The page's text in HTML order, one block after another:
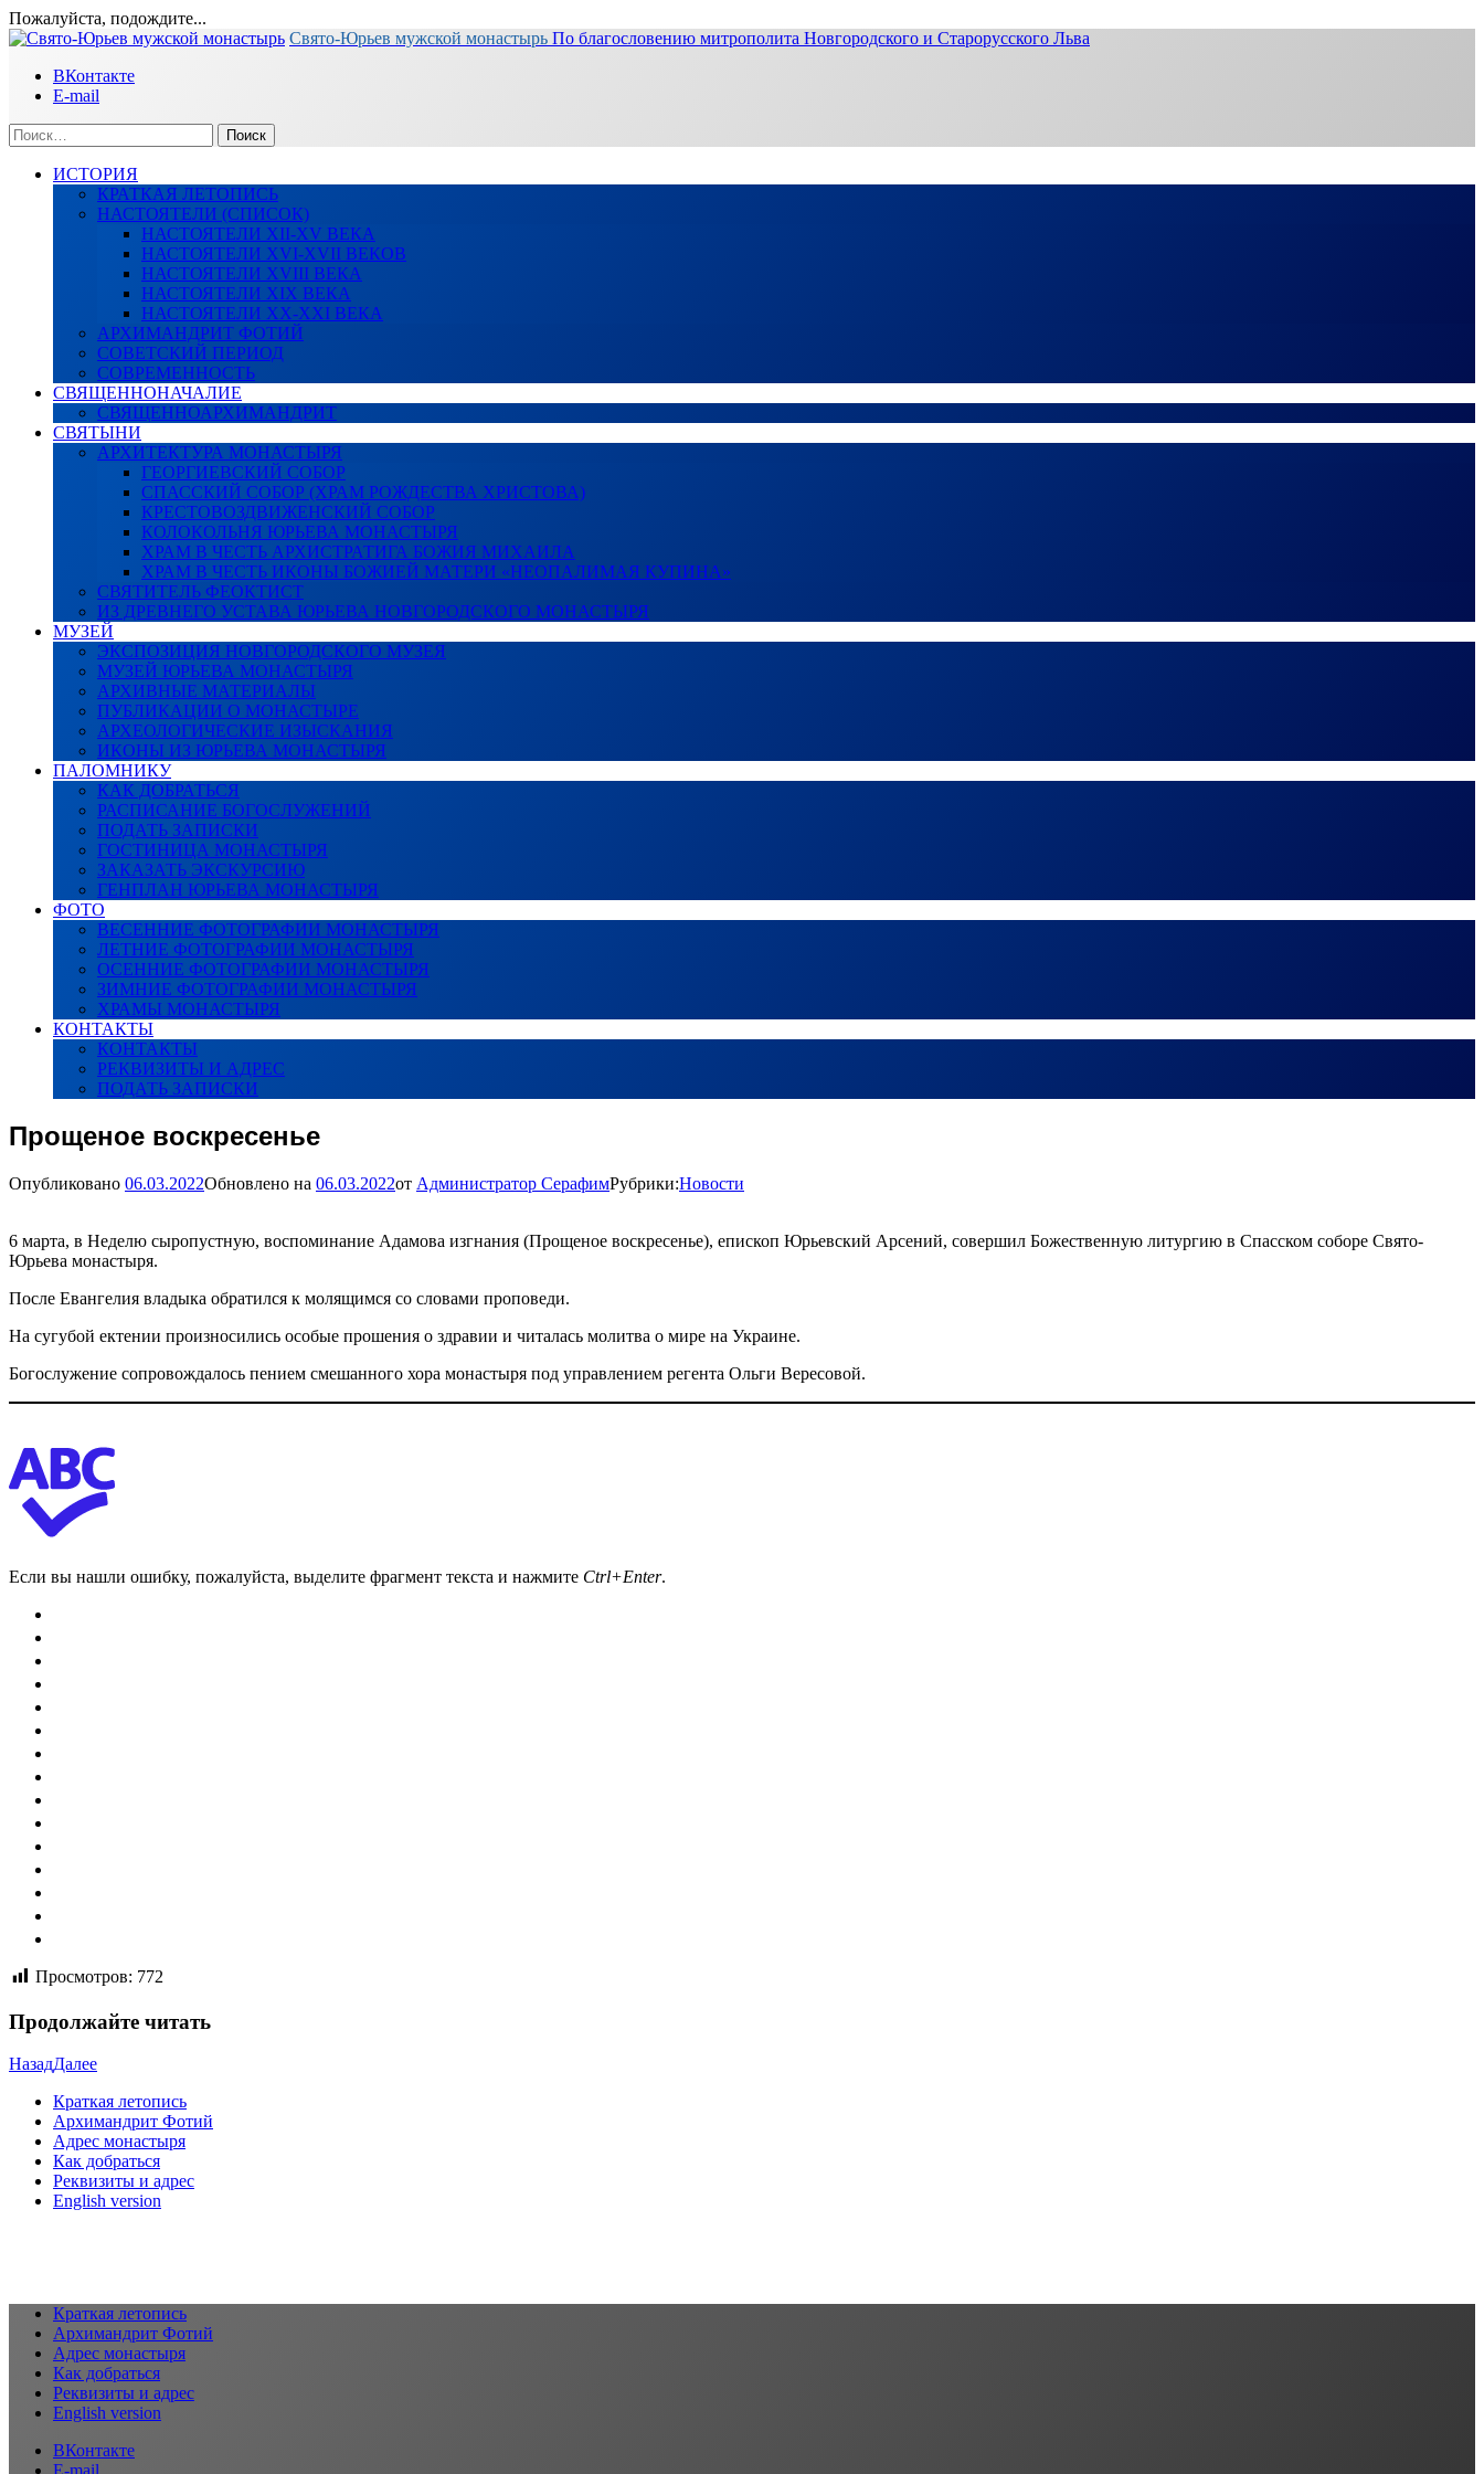
Пожалуйста, подождите...
Перейти
содержимому
Свято-Юрьев мужской монастырь По благословению митрополита Новгородского и Старорусского Льва
ВКонтакте
E-mail
Найти:
ИСТОРИЯ
КРАТКАЯ ЛЕТОПИСЬ
НАСТОЯТЕЛИ (СПИСОК)
НАСТОЯТЕЛИ XII-XV ВЕКА
НАСТОЯТЕЛИ XVI-XVII ВЕКОВ
НАСТОЯТЕЛИ XVIII ВЕКА
НАСТОЯТЕЛИ XIX ВЕКА
НАСТОЯТЕЛИ XX-XXI ВЕКА
АРХИМАНДРИТ ФОТИЙ
СОВЕТСКИЙ ПЕРИОД
СОВРЕМЕННОСТЬ
СВЯЩЕННОНАЧАЛИЕ
СВЯЩЕННОАРХИМАНДРИТ
СВЯТЫНИ
АРХИТЕКТУРА МОНАСТЫРЯ
ГЕОРГИЕВСКИЙ СОБОР
СПАССКИЙ СОБОР (ХРАМ РОЖДЕСТВА ХРИСТОВА)
КРЕСТОВОЗДВИЖЕНСКИЙ СОБОР
КОЛОКОЛЬНЯ ЮРЬЕВА МОНАСТЫРЯ
ХРАМ В ЧЕСТЬ АРХИСТРАТИГА БОЖИЯ МИХАИЛА
ХРАМ В ЧЕСТЬ ИКОНЫ БОЖИЕЙ МАТЕРИ «НЕОПАЛИМАЯ КУПИНА»
СВЯТИТЕЛЬ ФЕОКТИСТ
ИЗ ДРЕВНЕГО УСТАВА ЮРЬЕВА НОВГОРОДСКОГО МОНАСТЫРЯ
МУЗЕЙ
ЭКСПОЗИЦИЯ НОВГОРОДСКОГО МУЗЕЯ
МУЗЕЙ ЮРЬЕВА МОНАСТЫРЯ
АРХИВНЫЕ МАТЕРИАЛЫ
ПУБЛИКАЦИИ О МОНАСТЫРЕ
АРХЕОЛОГИЧЕСКИЕ ИЗЫСКАНИЯ
ИКОНЫ ИЗ ЮРЬЕВА МОНАСТЫРЯ
ПАЛОМНИКУ
КАК ДОБРАТЬСЯ
РАСПИСАНИЕ БОГОСЛУЖЕНИЙ
ПОДАТЬ ЗАПИСКИ
ГОСТИНИЦА МОНАСТЫРЯ
ЗАКАЗАТЬ ЭКСКУРСИЮ
ГЕНПЛАН ЮРЬЕВА МОНАСТЫРЯ
ФОТО
ВЕСЕННИЕ ФОТОГРАФИИ МОНАСТЫРЯ
ЛЕТНИЕ ФОТОГРАФИИ МОНАСТЫРЯ
ОСЕННИЕ ФОТОГРАФИИ МОНАСТЫРЯ
ЗИМНИЕ ФОТОГРАФИИ МОНАСТЫРЯ
ХРАМЫ МОНАСТЫРЯ
КОНТАКТЫ
КОНТАКТЫ
РЕКВИЗИТЫ И АДРЕС
ПОДАТЬ ЗАПИСКИ
Прощеное воскресенье
Опубликовано 06.03.2022Обновлено на 06.03.2022от Администратор СерафимРубрики:Новости
6 марта, в Неделю сыропустную, воспоминание Адамова изгнания (Прощеное воскресенье), епископ Юрьевский Арсений, совершил Божественную литургию в Спасском соборе Свято-
Юрьева монастыря.
После Евангелия владыка обратился к молящимся со словами проповеди.
На сугубой ектении произносились особые прошения о здравии и читалась молитва о мире на Украине.
Богослужение сопровождалось пением смешанного хора монастыря под управлением регента Ольги Вересовой.
Если вы нашли ошибку, пожалуйста, выделите фрагмент текста и нажмите Ctrl+Enter.
Просмотров: 772
Продолжайте читать
НазадДалее
Краткая летопись
Архимандрит Фотий
Адрес монастыря
Как добраться
Реквизиты и адрес
English version
Краткая летопись
Архимандрит Фотий
Адрес монастыря
Как добраться
Реквизиты и адрес
English version
ВКонтакте